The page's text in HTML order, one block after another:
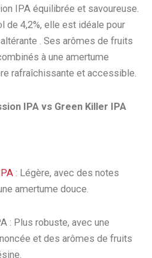
IPA équilibrée et savoureuse.
de 4,2%, elle est idéale pour
. Ses arômes de fruits
à une amertume
rafraîchissante et accessible.
IPA vs Green Killer IPA
: Légère, avec des notes
amertume douce.
: Plus robuste, avec une
et des arômes de fruits